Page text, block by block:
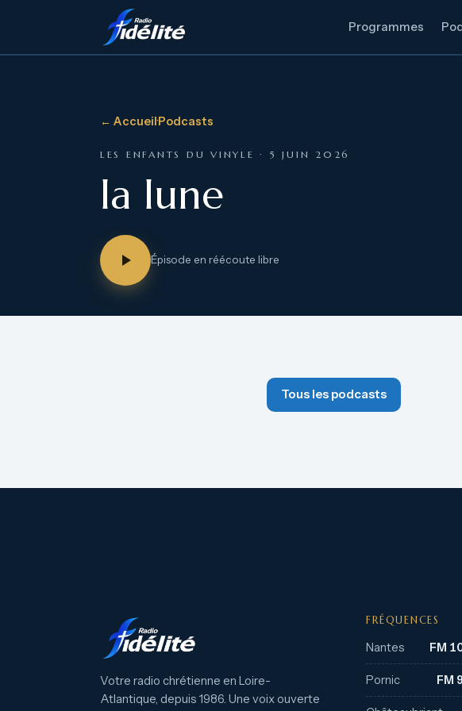
Programmes
← Accueil·Podcasts
LES ENFANTS DU VINYLE · 5 JUIN 2026
la lune
Épisode en réécoute libre
Tous les podcasts
Votre radio chrétienne en Loire-
Atlantique, depuis 1986. Une voix ouverte
FRÉQUENCES
Nantes FM
Pornic FM